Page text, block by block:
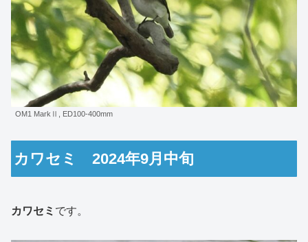
OM1 MarkⅡ, ED100-400mm
カワセミ 2024年9月中旬
カワセミ です。